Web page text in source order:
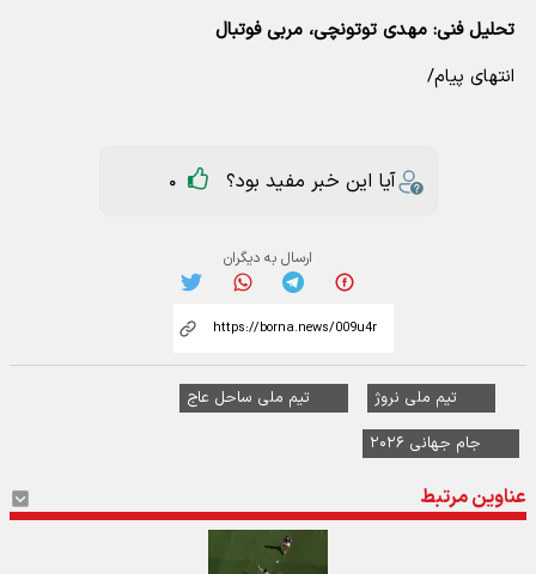
تحلیل فنی: مهدی توتونچی، مربی فوتبال
انتهای پیام/
آیا این خبر مفید بود؟ 0
ارسال به دیگران
تیم ملی نروژ
تیم ملی ساحل عاج
جام جهانی ۲۰۲۶
عناوین مرتبط